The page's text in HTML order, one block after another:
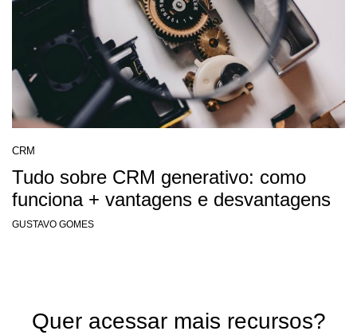
CRM
Tudo sobre CRM generativo: como
funciona + vantagens e desvantagens
GUSTAVO GOMES
Quer acessar mais recursos?